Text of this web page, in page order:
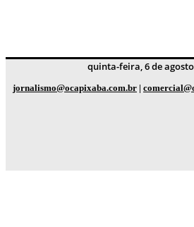
quinta-feira, 6 de agosto
jornalismo@ocapixaba.com.br |